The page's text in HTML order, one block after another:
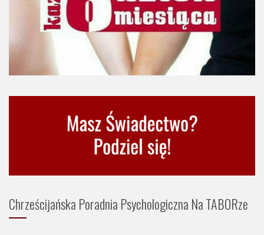
Chrześcijańska Poradnia Psychologiczna Na TABORze